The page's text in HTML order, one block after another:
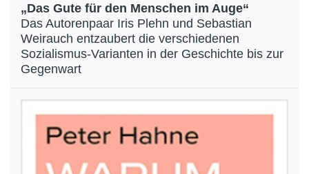
„Das Gute für den Menschen im Auge“
Das Autorenpaar Iris Plehn und Sebastian
Weirauch entzaubert die verschiedenen
Sozialismus-Varianten in der Geschichte bis zur
Gegenwart